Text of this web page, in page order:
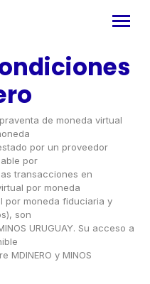
de moneda virtual
por un proveedor
por
transacciones en
por moneda
por moneda fiduciaria y
son
URUGUAY. Su acceso a
y MINOS